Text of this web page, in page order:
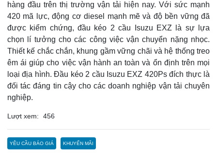
hàng đầu trên thị trường vận tải hiện nay. Với sức mạnh
420 mã lực, động cơ diesel mạnh mẽ và độ bền vững đã
được kiểm chứng, đầu kéo 2 cầu Isuzu EXZ là sự lựa
chọn lí tưởng cho các công việc vận chuyển nặng nhọc.
Thiết kế chắc chắn, khung gầm vững chãi và hệ thống treo
êm ái giúp cho việc vận hành an toàn và ổn định trên mọi
loại địa hình. Đầu kéo 2 cầu Isuzu EXZ 420Ps đích thực là
đối tác đáng tin cậy cho các doanh nghiệp vận tải chuyên
nghiệp.
Lượt xem: 456
YÊU CẦU BÁO GIÁ KHUYẾN MÃI